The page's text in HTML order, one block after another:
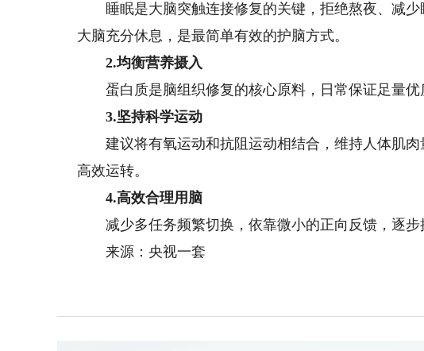
睡眠是大脑突触连接修复的关键，拒绝熬夜、减少
大脑充分休息，是最简单有效的护脑方式。
2.均衡营养摄入
蛋白质是脑组织修复的核心原料，日常保证足量优
3.坚持科学运动
建议将有氧运动和抗阻运动相结合，维持人体肌肉
高效运转。
4.高效合理用脑
减少多任务频繁切换，依靠微小的正向反馈，逐步
来源：央视一套